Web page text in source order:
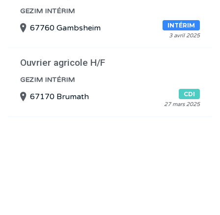
GEZIM INTÉRIM
67760 Gambsheim INTÉRIM
3 avril 2025
Ouvrier agricole H/F
GEZIM INTÉRIM
67170 Brumath CDI
27 mars 2025